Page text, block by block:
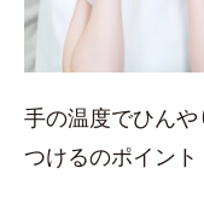
手の温度でひん
つけるのポイント